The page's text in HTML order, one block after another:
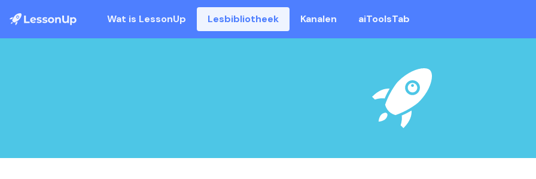
Wat is LessonUp Lesbibliotheek Kanalen aiToolsTab